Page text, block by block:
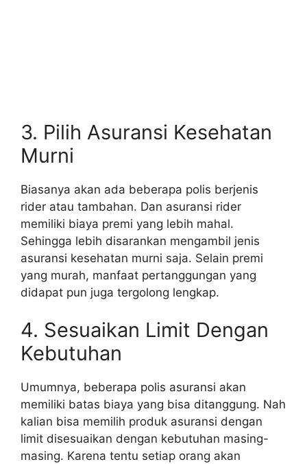
3. Pilih Asuransi Kesehatan
Murni
Biasanya akan ada beberapa polis berjenis
rider atau tambahan. Dan asuransi rider
memiliki biaya premi yang lebih mahal.
Sehingga lebih disarankan mengambil jenis
asuransi kesehatan murni saja. Selain premi
yang murah, manfaat pertanggungan yang
didapat pun juga tergolong lengkap.
4. Sesuaikan Limit Dengan
Kebutuhan
Umumnya, beberapa polis asuransi akan
memiliki batas biaya yang bisa ditanggung. Nah
kalian bisa memilih produk asuransi dengan
limit disesuaikan dengan kebutuhan masing-
masing. Karena tentu setiap orang akan